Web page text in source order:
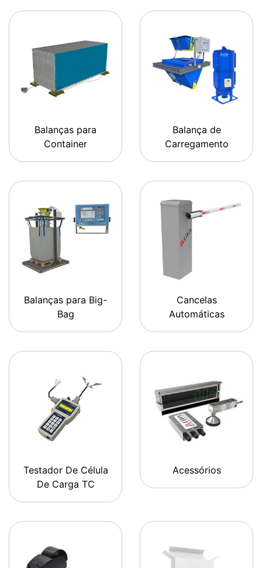
Balanças para
Container
Balança de
Carregamento
Balanças para Big-
Bag
Cancelas
Automáticas
Testador De Célula
De Carga TC
Acessórios